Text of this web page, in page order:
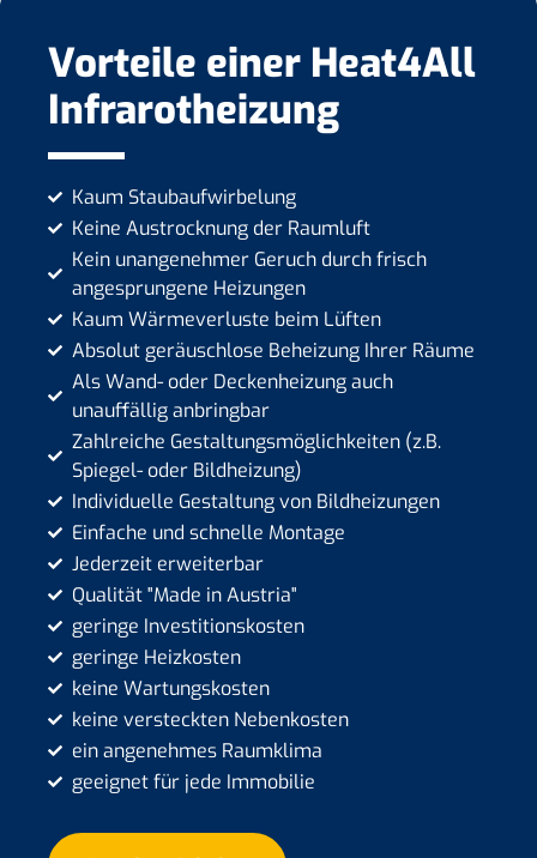
Vorteile einer Heat4All
Infrarotheizung
Kaum Staubaufwirbelung
Keine Austrocknung der Raumluft
Kein unangenehmer Geruch durch frisch
angesprungene Heizungen
Kaum Wärmeverluste beim Lüften
Absolut geräuschlose Beheizung Ihrer Räume
Als Wand- oder Deckenheizung auch
unauffällig anbringbar
Zahlreiche Gestaltungsmöglichkeiten (z.B.
Spiegel- oder Bildheizung)
Individuelle Gestaltung von Bildheizungen
Einfache und schnelle Montage
Jederzeit erweiterbar
Qualität "Made in Austria"
geringe Investitionskosten
geringe Heizkosten
keine Wartungskosten
keine versteckten Nebenkosten
ein angenehmes Raumklima
geeignet für jede Immobilie